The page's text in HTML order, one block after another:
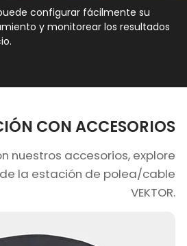
configurar fácilmente su
y monitorear los resultados
CON ACCESORIOS
nuestros accesorios, explore
la estación de polea/cable
VEKTOR.